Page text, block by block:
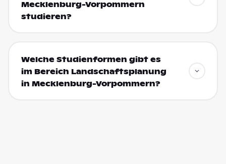
Mecklenburg-Vorpommern
studieren?
Welche Studienformen gibt es
im Bereich Landschaftsplanung
in Mecklenburg-Vorpommern?